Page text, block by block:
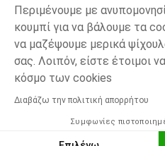
Περιμένουμε με
κουμπί για να βάλουμε τα
να μαζέψουμε μερικά
σας. Λοιπόν, είστε έτοιμοι
κόσμο των cookies
Διαβάζω την πολιτική απορρήτου
Συμφωνίες
Πολύχρωμο
Δυνατότητα
ΠΡΟΣΘΉΚΗ ΣΤΟ
*Εμπορικες
Προσωπικά
Διαχείρηση
Προσβασιμότητα:
H Orchestra συμμετέχει στον
μεσολάβησης της Γαλλικής